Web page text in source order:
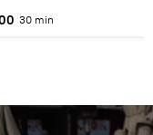
30 min